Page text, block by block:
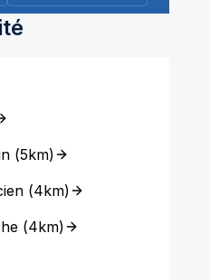
(5km)
(4km)
(4km)